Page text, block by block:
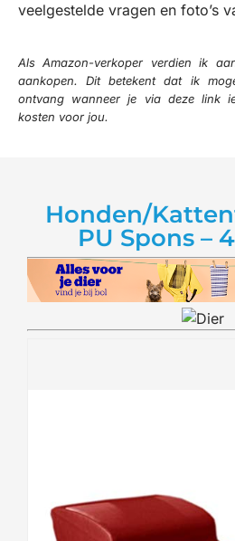
veelgestelde vragen en foto’s
Als Amazon-verkoper verdien ik
aankopen. Dit betekent dat ik
ontvang wanneer je via deze link
kosten voor jou.
Honden/
PU Spons –